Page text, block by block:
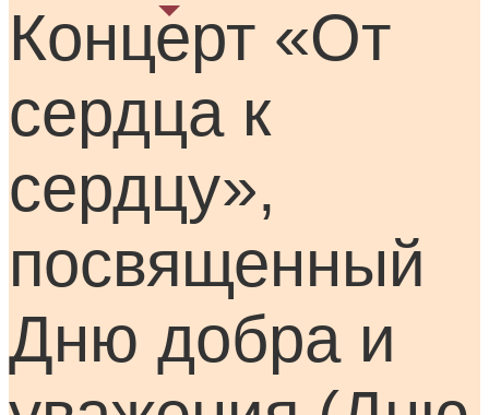
Концерт «От
сердца к
сердцу»,
посвященный
Дню добра и